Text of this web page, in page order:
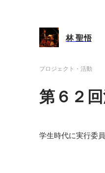
林 聖悟
プロジェクト・活動
第６２
学生時代に実行委